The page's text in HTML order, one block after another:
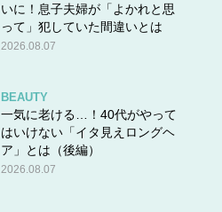
いに！息子夫婦が「よかれと思
って」犯していた間違いとは
2026.08.07
BEAUTY
一気に老ける…！40代がやって
はいけない「イタ見えロングヘ
ア」とは（後編）
2026.08.07